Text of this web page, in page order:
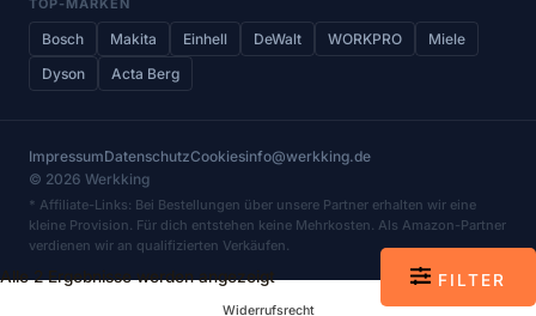
Alle 2 Ergebnisse werden angezeigt FILTER
TOP-MARKEN
Bosch Makita Einhell DeWalt WORKPRO
Miele
Dyson
Acta Berg
ImpressumDatenschutzCookiesinfo@werkking.de
© 2026 Werkking
* Affiliate-Links: Bei Bestellungen über unsere Partner erhalten wir eine
kleine Provision. Für dich entstehen keine Mehrkosten. Als Amazon-Partner
verdienen wir an qualifizierten Verkäufen.
Widerrufsrecht